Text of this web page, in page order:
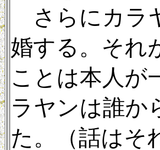
さらにカラ
婚する。それ
ことは本人が
ラヤンは誰か
た。（話はそ